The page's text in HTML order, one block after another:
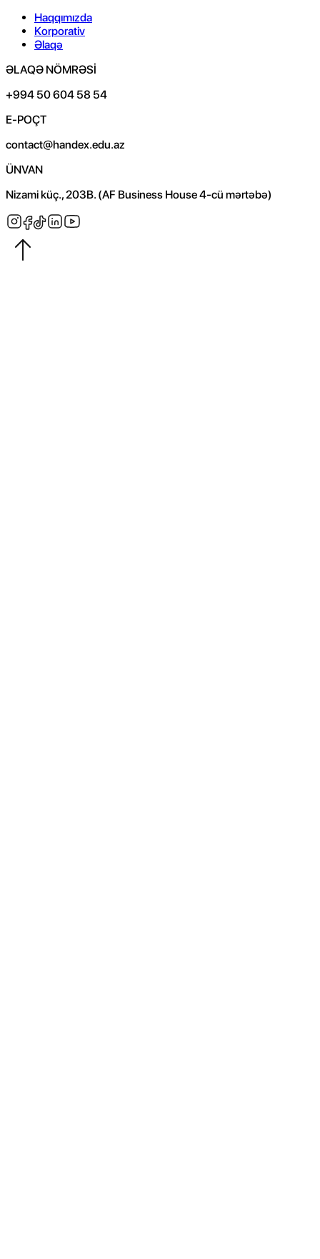
Haqqımızda
Korporativ
Əlaqə
ƏLAQƏ NÖMRƏSİ
+994 50 604 58 54
E-POÇT
contact@handex.edu.az
ÜNVAN
Nizami küç., 203B. (AF Business House 4-cü mərtəbə)